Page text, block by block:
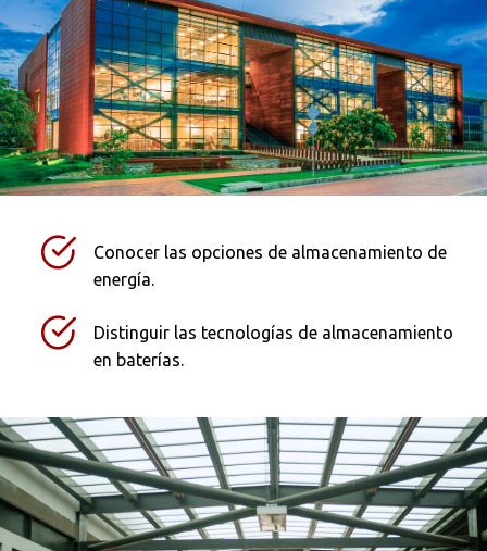
Conocer las opciones de almacenamiento de
energía.
Distinguir las tecnologías de almacenamiento
en baterías.